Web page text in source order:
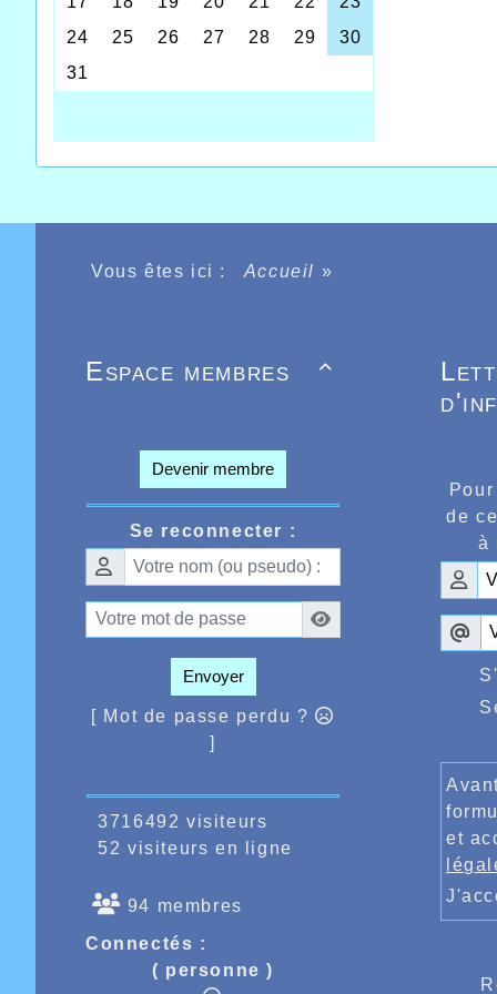
pour
David
41
Une
Van
points,
David
4m19
Hugo
Voilà
2024
Nice
Vous êtes ici : Accueil »

Espace membres
Devenir membre
Se reconnecter :
Envoyer
[ Mot de passe perdu ?
]
3716492 visiteurs
52 visiteurs en ligne
94 membres
Connectés :
( personne )
de
à
et